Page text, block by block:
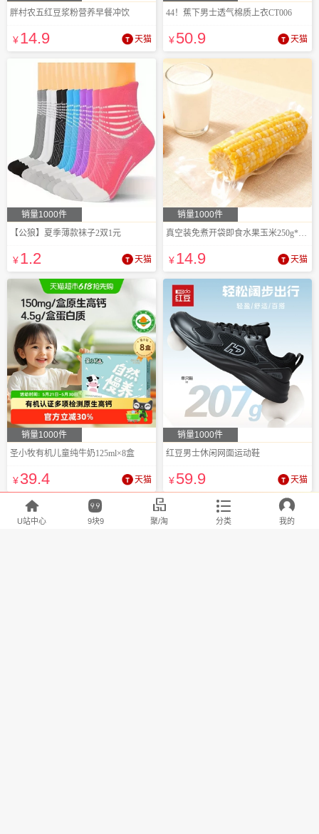
胖村农五红豆浆粉营养早餐冲饮
¥14.9 天猫
44！蕉下男士透气棉质上衣CT006
¥50.9 天猫
销量1000件
【公狼】夏季薄款袜子2双1元
¥1.2 天猫
销量1000件
真空装免煮开袋即食水果玉米250g*10支
¥14.9 天猫
销量1000件
圣小牧有机儿童纯牛奶125ml×8盒
¥39.4 天猫
销量1000件
红豆男士休闲网面运动鞋
¥59.9 天猫

U站中心

9块9

聚/淘

分类

我的